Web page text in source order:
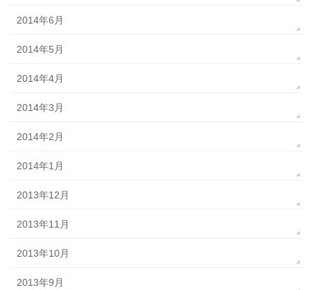
2014年6月
2014年5月
2014年4月
2014年3月
2014年2月
2014年1月
2013年12月
2013年11月
2013年10月
2013年9月